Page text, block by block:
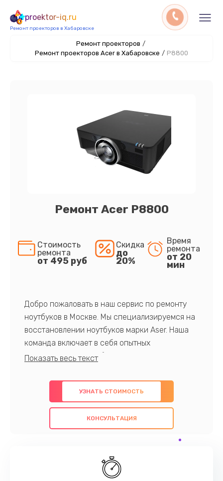
proektor-iq.ru
Ремонт проекторов в Хабаровске
Ремонт проекторов /
Ремонт проекторов Acer в Хабаровске / P8800
Ремонт Acer P8800
Стоимость
ремонта
от 495 руб
Скидка
до
20%
Время
ремонта
от 20
мин
Добро пожаловать в наш сервис по ремонту
ноутбуков в Москве. Мы специализируемся на
восстановлении ноутбуков марки Aser. Наша
команда включает в себя опытных
профессионалов с обширными знаниями и
предлагаем быстрый и качественный ремонт с
использованием оригинальных компонентов, а
также гарантируем качество всех
проведенных работ. Наша цель - предоставить
наилучшим образом. Не медлите записаться на
УЗНАТЬ СТОИМОСТЬ
КОНСУЛЬТАЦИЯ